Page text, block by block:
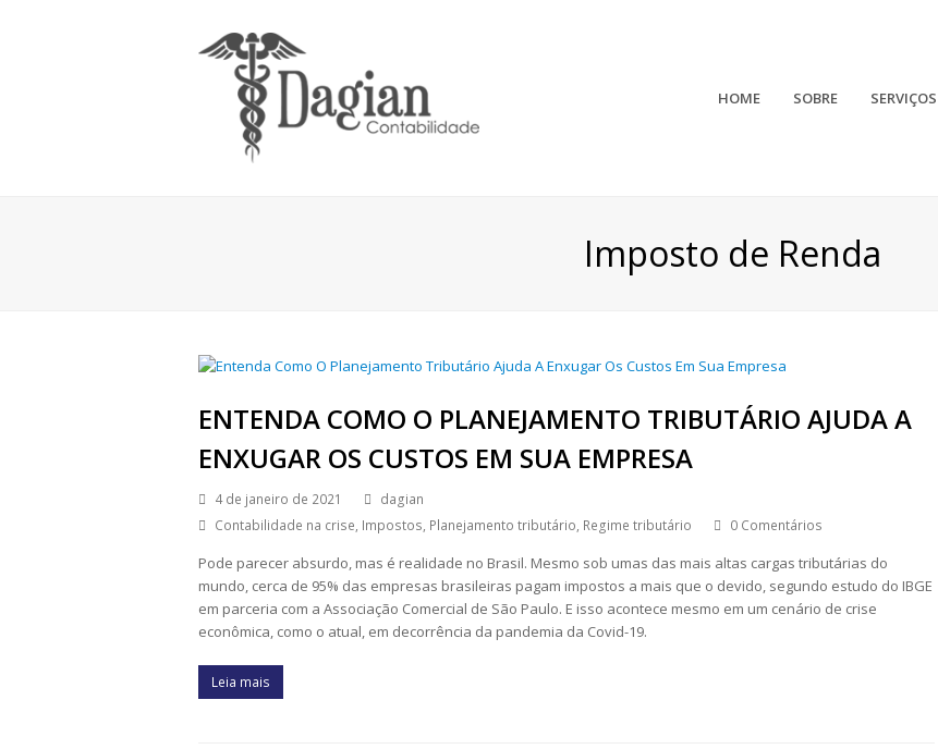
HOME SOBRE SERVIÇOS
Imposto de Renda
ENTENDA COMO O PLANEJAMENTO TRIBUTÁRIO AJUDA A
ENXUGAR OS CUSTOS EM SUA EMPRESA
4 de janeiro de 2021
dagian
Contabilidade na crise, Impostos, Planejamento tributário, Regime tributário 0 Comentários
Pode parecer absurdo, mas é realidade no Brasil. Mesmo sob umas das mais altas cargas tributárias do
mundo, cerca de 95% das empresas brasileiras pagam impostos a mais que o devido, segundo estudo do IBGE
em parceria com a Associação Comercial de São Paulo. E isso acontece mesmo em um cenário de crise
econômica, como o atual, em decorrência da pandemia da Covid-19.
Leia mais